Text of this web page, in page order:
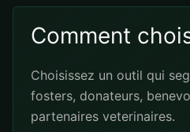
Comment
Choisissez un outil qui
fosters, donateurs,
partenaires veterinaires.